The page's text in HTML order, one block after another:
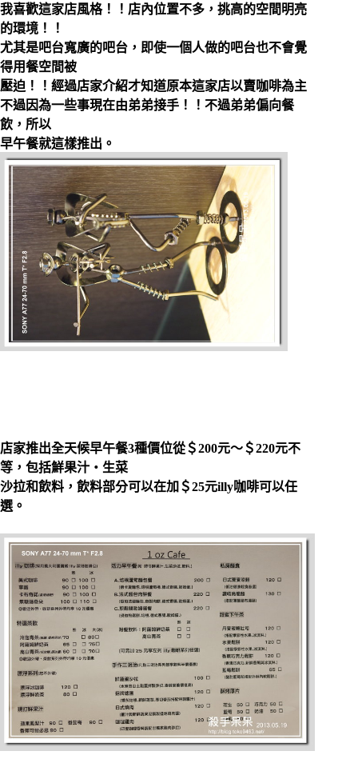
我喜歡這家店風格！！店內位置不多，挑高的空間明亮
的環境！！
尤其是吧台寬廣的吧台，即使一個人做的吧台也不會覺
得用餐空間被
壓迫！！經過店家介紹才知道原本這家店以賣咖啡為主
不過因為一些事現在由弟弟接手！！不過弟弟偏向餐
飲，所以
早午餐就這樣推出。
店家推出全天候早午餐3種價位從＄200元～＄220元不
等，包括鮮果汁‧生菜
沙拉和飲料，飲料部分可以在加＄25元illy咖啡可以任
選。